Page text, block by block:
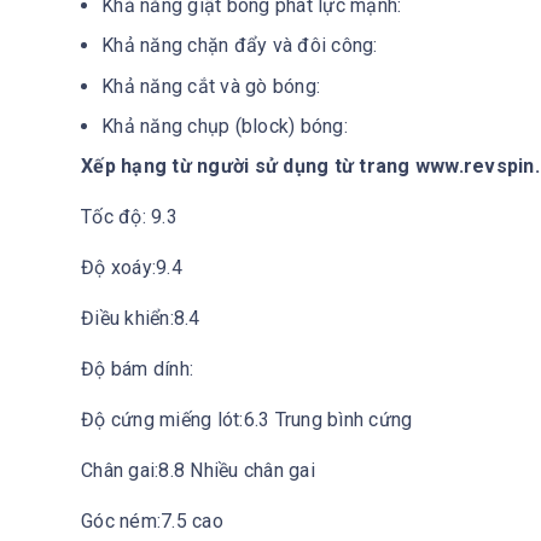
Khả năng giật bóng phát lực mạnh:
Khả năng chặn đẩy và đôi công:
Khả năng cắt và gò bóng:
Khả năng chụp (block) bóng:
Xếp hạng từ người sử dụng từ trang
Tốc độ: 9.3
Độ xoáy:9.4
Điều khiển:8.4
Độ bám dính:
Độ cứng miếng lót:6.3 Trung bình cứng
Chân gai:8.8 Nhiều chân gai
Góc ném:7.5 cao